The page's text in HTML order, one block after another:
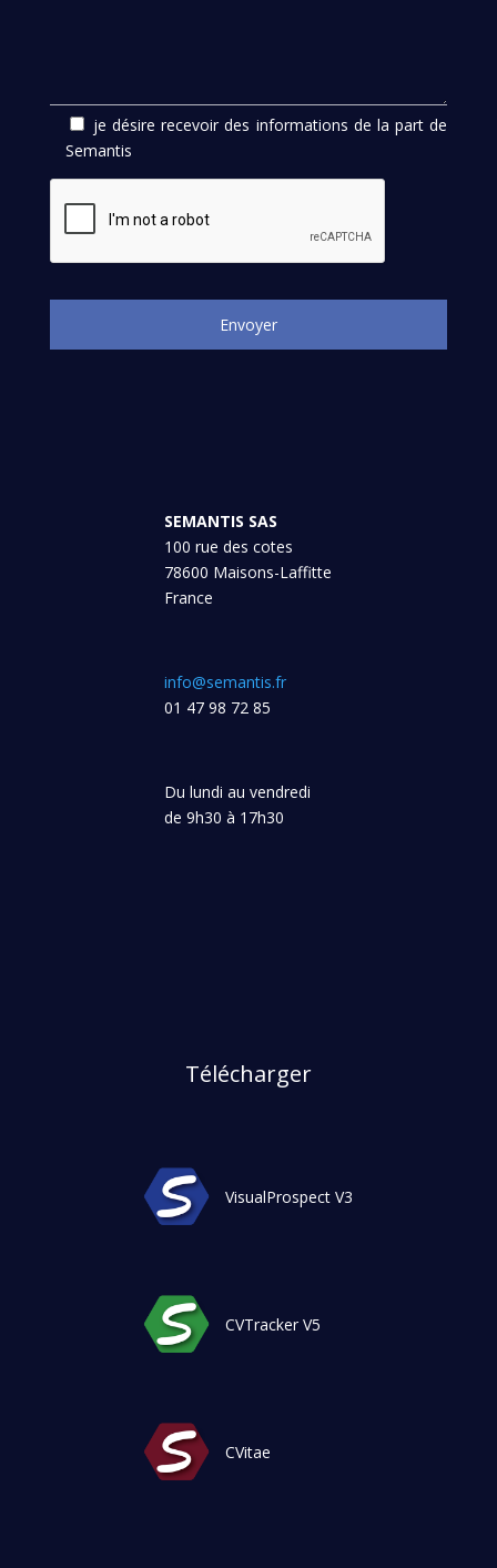
je désire recevoir des informations de la part de
Semantis
SEMANTIS SAS
100 rue des cotes
78600 Maisons-Laffitte
France
info@semantis.fr
01 47 98 72 85
Du lundi au vendredi
de 9h30 à 17h30
Télécharger
VisualProspect V3
CVTracker V5
CVitae